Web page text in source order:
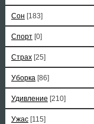
Сон [183]
Спорт [0]
Страх [25]
Уборка [86]
Удивление [210]
Ужас [115]